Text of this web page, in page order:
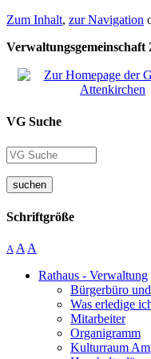
Zum Inhalt, zur Navigation
Verwaltungsgemeinschaft
VG Suche
suchen
Schriftgröße
A A A
Rathaus - Verwaltung
Bürgerbüro
Was erledige
Mitarbeiter
Organigramm
Kulturraum